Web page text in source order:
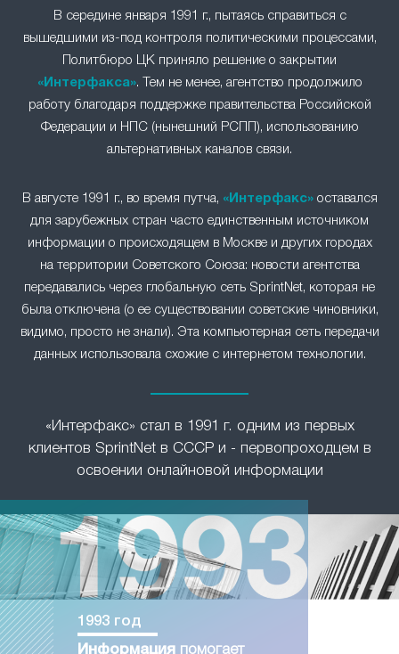
В середине января 1991 г., пытаясь справиться с
вышедшими из-под контроля политическими процессами,
Политбюро ЦК приняло решение о закрытии
«Интерфакса». Тем не менее, агентство продолжило
работу благодаря поддержке правительства Российской
Федерации и НПС (нынешний РСПП), использованию
альтернативных каналов связи.
В августе 1991 г., во время путча, «Интерфакс»оставался
для зарубежных стран часто единственным источником
информации о происходящем в Москве и других городах
на территории Советского Союза: новости агентства
передавались через глобальную сеть SprintNet, которая не
была отключена (о ее существовании советские чиновники,
видимо, просто не знали). Эта компьютерная сеть передачи
данных использовала схожие с интернетом технологии.
«Интерфакс» стал в 1991 г. одним из первых
клиентов SprintNet в СССР и - первопроходцем в
освоении онлайновой информации
1993 год
Информация помогает